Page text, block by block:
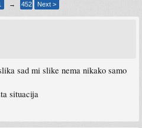
→ 452 Next >
sad mi slike nema nikako samo
situacija